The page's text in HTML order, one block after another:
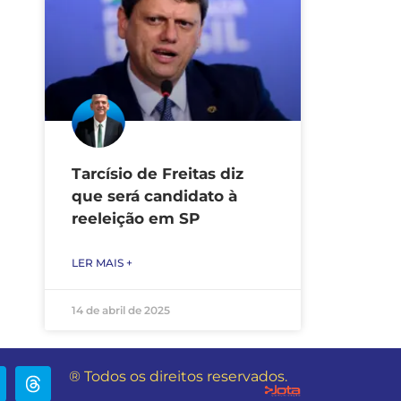
Tarcísio de Freitas diz
que será candidato à
reeleição em SP
LER MAIS +
14 de abril de 2025
® Todos os direitos reservados.